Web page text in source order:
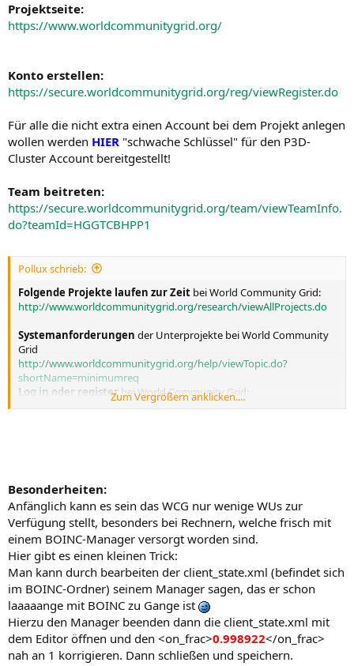
Projektseite:
https://www.worldcommunitygrid.org/
Konto erstellen:
https://secure.worldcommunitygrid.org/reg/viewRegister.do
Für alle die nicht extra einen Account bei dem Projekt anlegen
wollen werden HIER "schwache Schlüssel" für den P3D-
Cluster Account bereitgestellt!
Team beitreten:
https://secure.worldcommunitygrid.org/team/viewTeamInfo.
do?teamId=HGGTCBHPP1
Pollux schrieb:
Folgende Projekte laufen zur Zeit bei World Community Grid:
http://www.worldcommunitygrid.org/research/viewAllProjects.do
Systemanforderungen der Unterprojekte bei World Community
Grid
http://www.worldcommunitygrid.org/help/viewTopic.do?
shortName=minimumreq
Log in oder register bei World Community Grid:
http://www.worldcommunitygrid.org/viewLogin.do
Zum Vergrößern anklicken....
Besonderheiten:
Anfänglich kann es sein das WCG nur wenige WUs zur
Verfügung stellt, besonders bei Rechnern, welche frisch mit
einem BOINC-Manager versorgt worden sind.
Hier gibt es einen kleinen Trick:
Man kann durch bearbeiten der client_state.xml (befindet sich
im BOINC-Ordner) seinem Manager sagen, das er schon
laaaaange mit BOINC zu Gange ist
Hierzu den Manager beenden dann die client_state.xml mit
dem Editor öffnen und den <on_frac>0.998922</on_frac>
nah an 1 korrigieren. Dann schließen und speichern.